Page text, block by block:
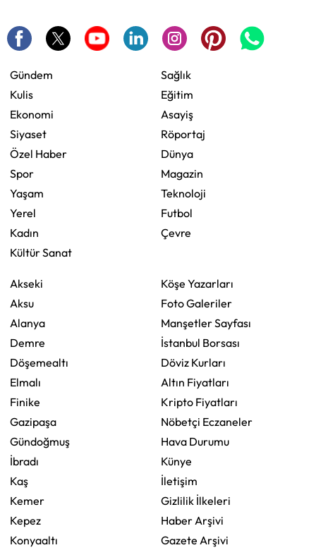
Gündem
Kulis
Ekonomi
Siyaset
Özel Haber
Spor
Yaşam
Yerel
Kadın
Kültür Sanat
Sağlık
Eğitim
Asayiş
Röportaj
Dünya
Magazin
Teknoloji
Futbol
Çevre
Akseki
Aksu
Alanya
Demre
Döşemealtı
Elmalı
Finike
Gazipaşa
Gündoğmuş
İbradı
Kaş
Kemer
Kepez
Konyaaltı
Köşe Yazarları
Foto Galeriler
Manşetler Sayfası
İstanbul Borsası
Döviz Kurları
Altın Fiyatları
Kripto Fiyatları
Nöbetçi Eczaneler
Hava Durumu
Künye
İletişim
Gizlilik İlkeleri
Haber Arşivi
Gazete Arşivi